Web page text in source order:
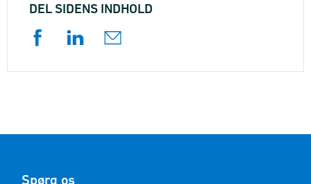
DEL SIDENS INDHOLD
Spørg os